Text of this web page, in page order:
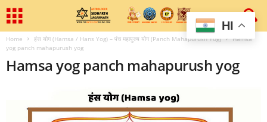
Home हंस योग (Hamsa / Hans Yog) – पंच महापुरुष योग (Panch Mahapurush Yog)
Hamsa
yog panch mahapurush yog
Hamsa yog panch mahapurush yog
HI